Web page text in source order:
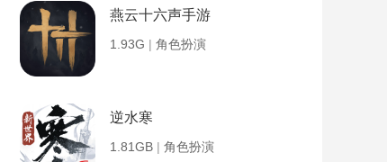
燕云十六声手游
1.93G | 角色扮演
逆水寒
1.81GB | 角色扮演